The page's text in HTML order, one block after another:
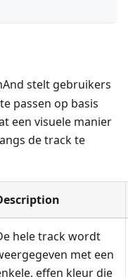
stelt gebruikers
passen op basis
een visuele manier
de track te
hele track wordt
met een
effen kleur die